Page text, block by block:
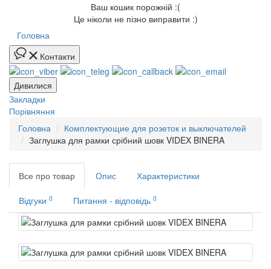
Ваш кошик порожній :(
Це ніколи не пізно виправити :)
Головна
Контакти
Дивилися
Закладки
Порівняння
Головна
Комплектующие для розеток и выключателей
Заглушка для рамки срібний шовк VIDEX BINERA
Все про товар Опис Характеристики
Відгуки 0 Питання - відповідь 0